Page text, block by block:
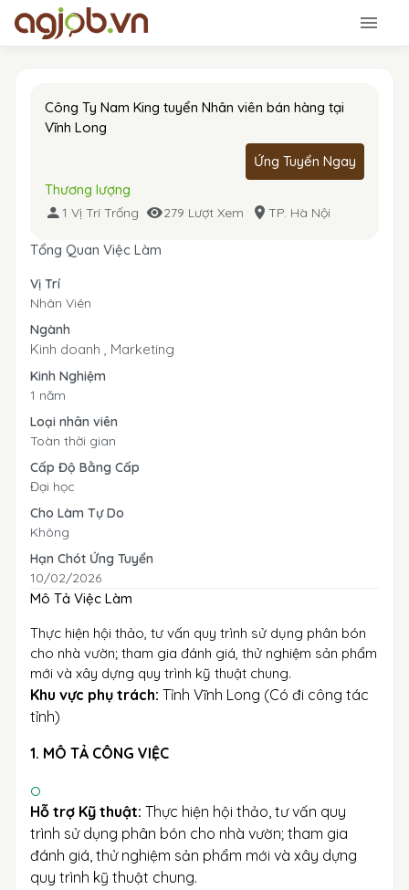
Công Ty Nam King tuyển Nhân viên bán hàng tại
Vĩnh Long
Ứng Tuyển Ngay
Thương lượng
1 Vị Trí Trống 279 Lượt Xem TP. Hà Nội
Tổng Quan Việc Làm
Vị Trí
Nhân Viên
Ngành
Kinh doanh , Marketing
Kinh Nghiệm
1 năm
Loại nhân viên
Toàn thời gian
Cấp Độ Bằng Cấp
Đại học
Cho Làm Tự Do
Không
Hạn Chót Ứng Tuyển
10/02/2026
Mô Tả Việc Làm
Thực hiện hội thảo, tư vấn quy trình sử dụng phân bón
cho nhà vườn; tham gia đánh giá, thử nghiệm sản phẩm
mới và xây dựng quy trình kỹ thuật chung.
Khu vực phụ trách: Tỉnh Vĩnh Long (Có đi công tác
tỉnh)
1. MÔ TẢ CÔNG VIỆC
Hỗ trợ Kỹ thuật: Thực hiện hội thảo, tư vấn quy
trình sử dụng phân bón cho nhà vườn; tham gia
đánh giá, thử nghiệm sản phẩm mới và xây dựng
quy trình kỹ thuật chung.